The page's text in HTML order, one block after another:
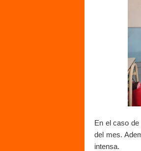
En el caso
del mes.
intensa.